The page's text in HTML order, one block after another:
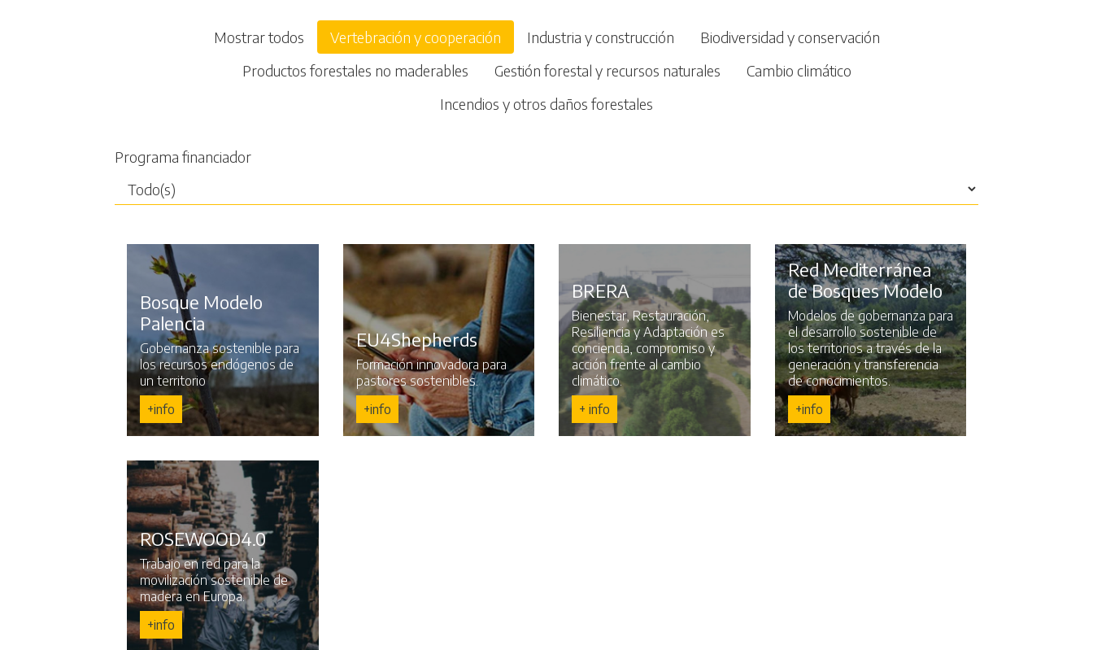
Mostrar todos Vertebración y cooperación Industria y construcción
Biodiversidad y conservación
Productos forestales no maderables
Gestión forestal y recursos naturales
Cambio climático
Incendios y otros daños forestales
Programa financiador
Bosque Modelo
Palencia
Gobernanza sostenible para
los recursos endógenos de
un territorio
+info
EU4Shepherds
Formación innovadora para
pastores sostenibles.
+info
BRERA
Bienestar, Restauración,
Resiliencia y Adaptación es
conciencia, compromiso y
acción frente al cambio
climático.
+ info
Red Mediterránea
de Bosques Modelo
Modelos de gobernanza para
el desarrollo sostenible de
los territorios a través de la
generación y transferencia
de conocimientos.
+info
ROSEWOOD4.0
Trabajo en red para la
movilización sostenible de
madera en Europa.
+info